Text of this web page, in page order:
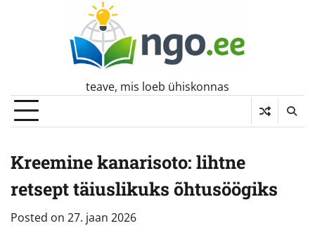
teave, mis loeb ühiskonnas
Kreemine kanarisoto: lihtne
retsept täiuslikuks õhtusöögiks
Posted on 27. jaan 2026